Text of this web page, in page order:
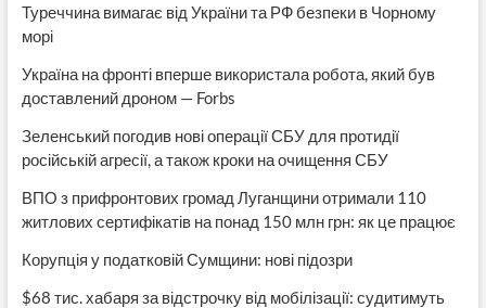
Туреччина вимагає від України та РФ безпеки в Чорному
морі
Україна на фронті вперше використала робота, який був
доставлений дроном — Forbs
Зеленський погодив нові операції СБУ для протидії
російській агресії, а також кроки на очищення СБУ
ВПО з прифронтових громад Луганщини отримали 110
житлових сертифікатів на понад 150 млн грн: як це працює
Корупція у податковій Сумщини: нові підозри
$68 тис. хабаря за відстрочку від мобілізації: судитимуть